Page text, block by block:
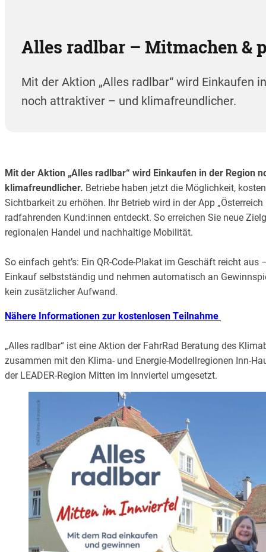
Alles radlbar – Mitmachen &
Mit der Aktion „Alles radlbar“ wird Einkaufen
noch attraktiver – und klimafreundlicher.
Mit der Aktion „Alles radlbar“ wird Einkaufen in der Region
klimafreundlicher. Betriebe haben jetzt die Möglichkeit,
Sichtbarkeit zu erhöhen. Ihr Betrieb wird in der App
radfahrenden Kund:innen entdeckt. So erreichen Sie neue
regionalen Handel und nachhaltige Mobilität.
So einfach geht’s: Ein QR-Code-Plakat im Geschäft reicht
Einkauf selbstständig und nehmen automatisch an
kein zusätzlicher Aufwand.
Nähere Informationen zur kostenlosen Teilnahme
„Alles radlbar“ ist eine Aktion der FahrRad Beratung des
zusammen mit den Klima- und Energie-Modellregionen Inn-
der LEADER-Region Mitten im Innviertel umgesetzt.